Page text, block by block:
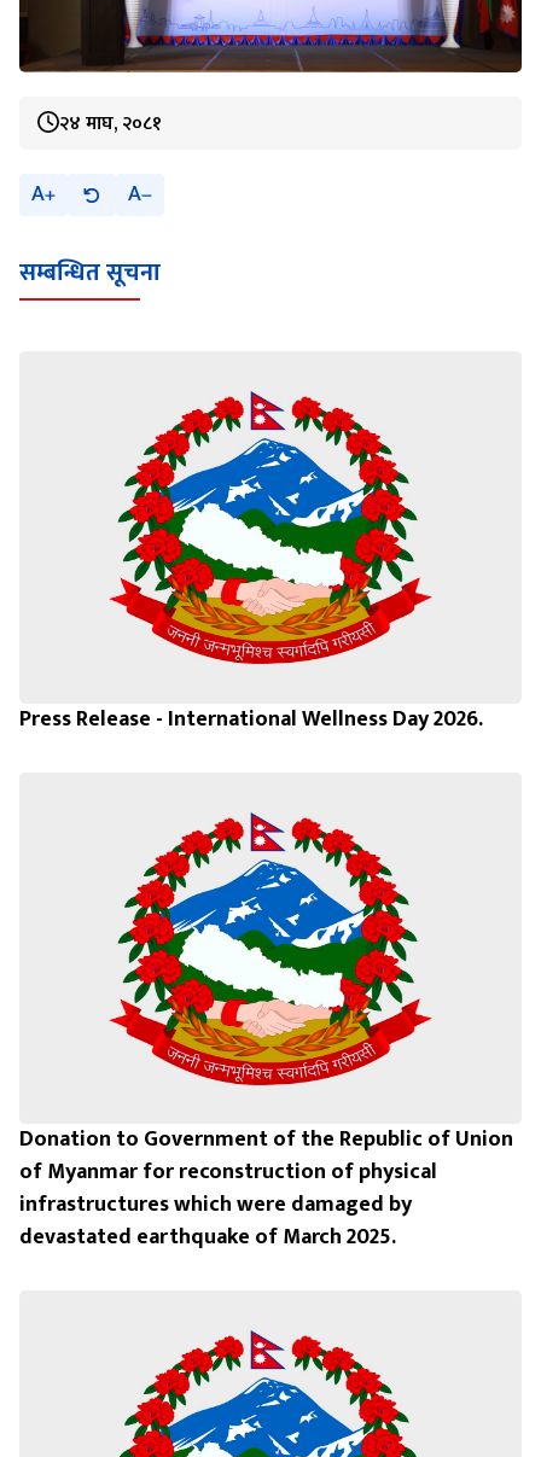
२४ माघ, २०८१
A A
सम्बन्धित सूचना
Press Release - International Wellness Day 2026.
Donation to Government of the Republic of Union
of Myanmar for reconstruction of physical
infrastructures which were damaged by
devastated earthquake of March 2025.